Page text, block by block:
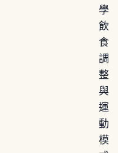
學
飲
食
調
整
與
運
動
模